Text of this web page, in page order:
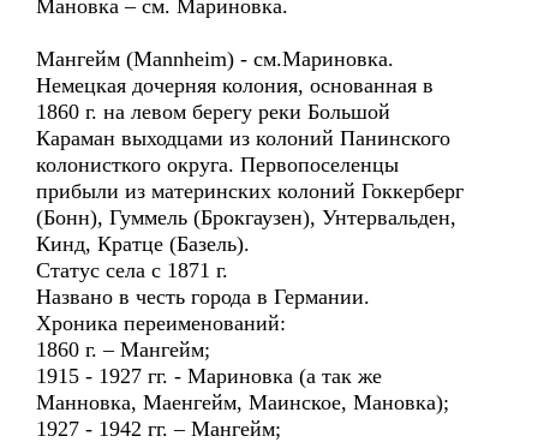
Мановка – см. Мариновка.
Мангейм (Mannheim) - см.Мариновка.
Немецкая дочерняя колония, основанная в
1860 г. на левом берегу реки Большой
Караман выходцами из колоний Панинского
колонисткого округа. Первопоселенцы
прибыли из материнских колоний Гоккерберг
(Бонн), Гуммель (Брокгаузен), Унтервальден,
Кинд, Кратце (Базель).
Статус села с 1871 г.
Названо в честь города в Германии.
Хроника переименований:
1860 г. – Мангейм;
1915 - 1927 гг. - Мариновка (а так же
Манновка, Маенгейм, Маинское, Мановка);
1927 - 1942 гг. – Мангейм;